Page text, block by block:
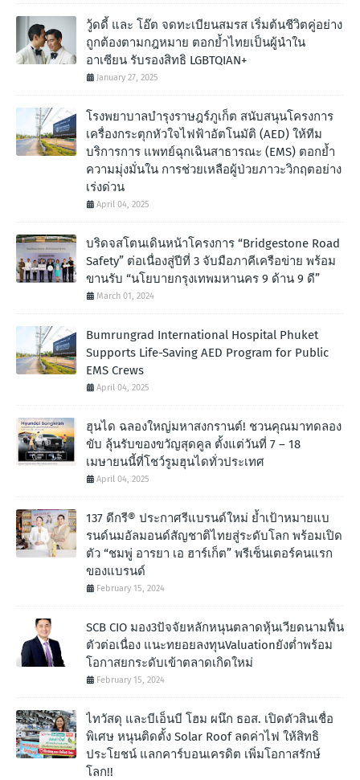
วู้ดดี้ และ โอ๊ต จดทะเบียนสมรส เริ่มต้นชีวิตคู่อย่าง
ถูกต้องตามกฎหมาย ตอกย้ำไทยเป็นผู้นำใน
อาเซียน รับรองสิทธิ LGBTQIAN+
January 27, 2025
โรงพยาบาลบำรุงราษฎร์ภูเก็ต สนับสนุนโครงการ
เครื่องกระตุกหัวใจไฟฟ้าอัตโนมัติ (AED) ให้ทีม
บริการการ แพทย์ฉุกเฉินสาธารณะ (EMS) ตอกย้ำ
ความมุ่งมั่นใน การช่วยเหลือผู้ป่วยภาวะวิกฤตอย่าง
เร่งด่วน
April 04, 2025
บริดจสโตนเดินหน้าโครงการ “Bridgestone Road
Safety” ต่อเนื่องสู่ปีที่ 3 จับมือภาคีเครือข่าย พร้อม
ขานรับ “นโยบายกรุงเทพมหานคร 9 ด้าน 9 ดี”
March 01, 2024
Bumrungrad International Hospital Phuket
Supports Life-Saving AED Program for Public
EMS Crews
April 04, 2025
ฮุนได ฉลองใหญ่มหาสงกรานต์! ชวนคุณมาทดลอง
ขับ ลุ้นรับของขวัญสุดคูล ตั้งแต่วันที่ 7 – 18
เมษายนนี้ที่โชว์รูมฮุนไดทั่วประเทศ
April 04, 2025
137 ดีกรี® ประกาศรีแบรนด์ใหม่ ย้ำเป้าหมายแบ
รนด์นมอัลมอนด์สัญชาติไทยสู่ระดับโลก พร้อมเปิด
ตัว “ชมพู่ อารยา เอ ฮาร์เก็ต” พรีเซ็นเตอร์คนแรก
ของแบรนด์
February 15, 2024
SCB CIO มอง3ปัจจัยหลักหนุนตลาดหุ้นเวียดนามฟื้น
ตัวต่อเนื่อง แนะทยอยลงทุนValuationยังต่ำพร้อม
โอกาสยกระดับเข้าตลาดเกิดใหม่
February 15, 2024
ไทวัสดุ และบีเอ็นบี โฮม ผนึก ธอส. เปิดตัวสินเชื่อ
พิเศษ หนุนติดตั้ง Solar Roof ลดค่าไฟ ให้สิทธิ
ประโยชน์ แลกคาร์บอนเครดิต เพิ่มโอกาสรักษ์
โลก!!